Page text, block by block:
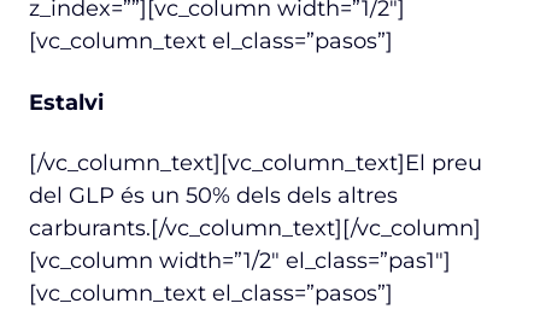
z_index=””][vc_column width=”1/2″]
[vc_column_text el_class=”pasos”]
Estalvi
[/vc_column_text][vc_column_text]El preu
del GLP és un 50% dels dels altres
carburants.[/vc_column_text][/vc_column]
[vc_column width=”1/2″ el_class=”pas1″]
[vc_column_text el_class=”pasos”]